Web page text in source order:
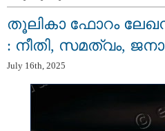
തൂലികാ ഫോറം
: നീതി, സമത്വം,
July 16th, 2025